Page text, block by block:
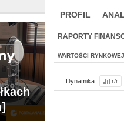
PROFIL
WYCENA BR
RAPORTY
WARTOŚCI RYNKOWEJ
Dynamika: r/r